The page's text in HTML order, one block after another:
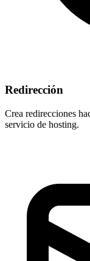
Redirección
Crea redirecciones
servicio de hosting.